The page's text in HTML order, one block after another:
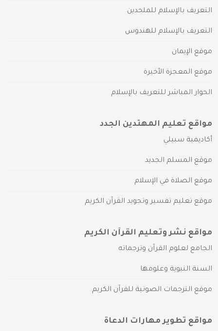
التعريف بالإسلام للملحدين
التعريف بالإسلام للهندوس
موقع الإيمان
موقع المعجزة الأخيرة
الحوار المباشر للتعريف بالإسلام
مواقع تعليم المهتدين الجدد
أكاديمية سبيلي
موقع المسلم الجديد
موقع الصلاة في الإسلام
موقع تعليم تفسير وتجويد القرآن الكريم
مواقع نشر وتعليم القرآن الكريم
الجامع لعلوم القرآن وترجماته
السنة النبوية وعلومها
موقع الترجمات الصوتية للقرآن الكريم
مواقع تطوير مهارات الدعاة